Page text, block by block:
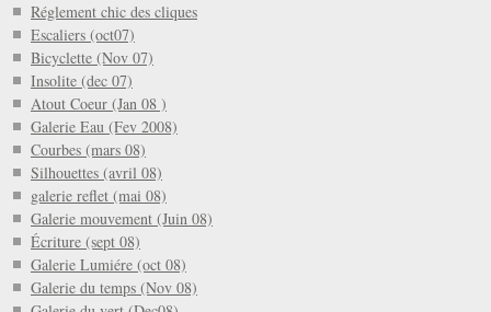
Réglement chic des cliques
Escaliers (oct07)
Bicyclette (Nov 07)
Insolite (dec 07)
Atout Coeur (Jan 08 )
Galerie Eau (Fev 2008)
Courbes (mars 08)
Silhouettes (avril 08)
galerie reflet (mai 08)
Galerie mouvement (Juin 08)
Écriture (sept 08)
Galerie Lumiére (oct 08)
Galerie du temps (Nov 08)